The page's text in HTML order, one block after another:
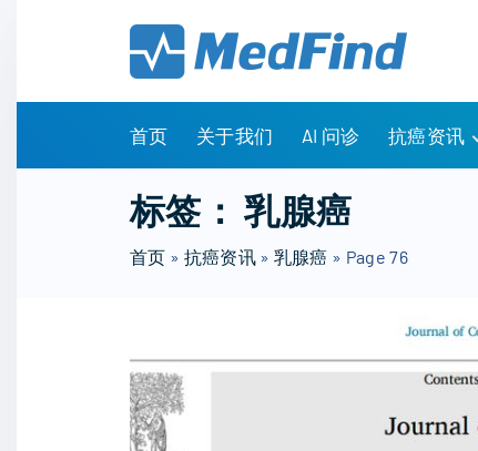
首页 关于我们 AI 问诊 抗癌资讯
药物信息
知识科普
临床研究
NCCN指南
标签：乳腺癌
首页 » 抗癌资讯» 乳腺癌 » Page 76